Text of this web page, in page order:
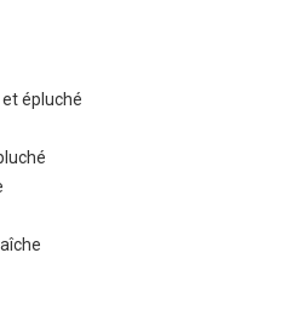
épluché